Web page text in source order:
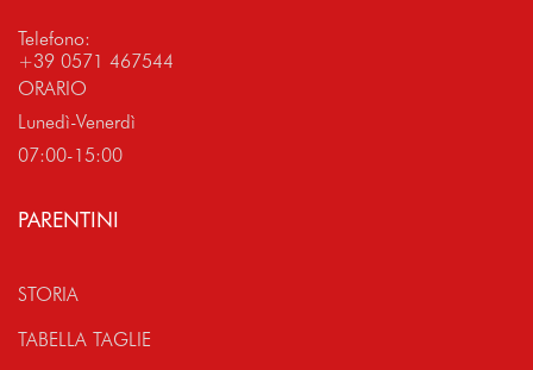
Telefono:
+39 0571 467544
ORARIO
Lunedì-Venerdì
07:00-15:00
PARENTINI
STORIA
TABELLA TAGLIE